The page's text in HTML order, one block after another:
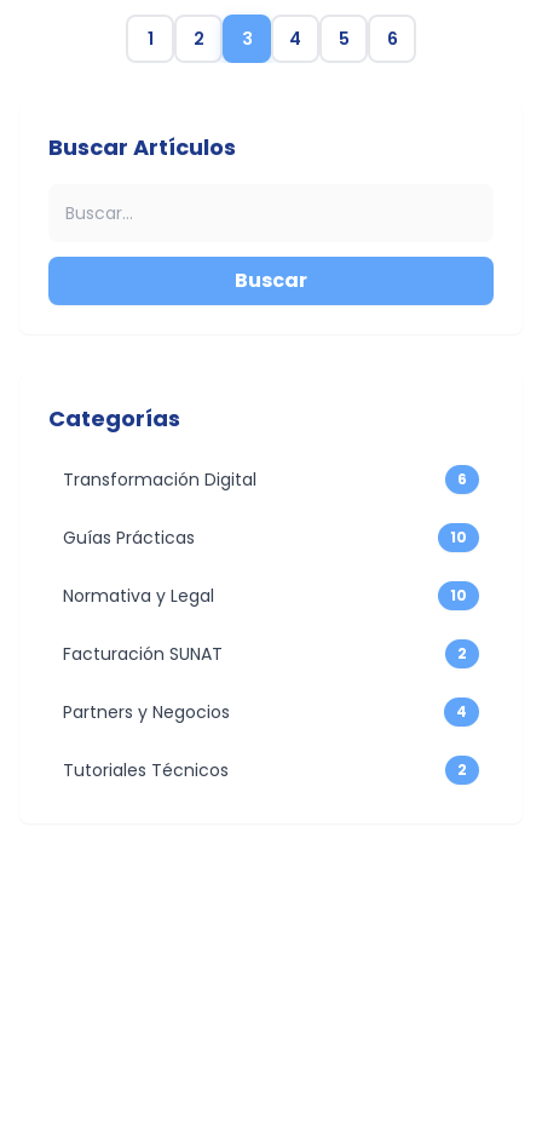
1 2 3 4 5 6
Buscar Artículos
Buscar
Categorías
Transformación Digital 6
Guías Prácticas 10
Normativa y Legal 10
Facturación SUNAT 2
Partners y Negocios 4
Tutoriales Técnicos 2